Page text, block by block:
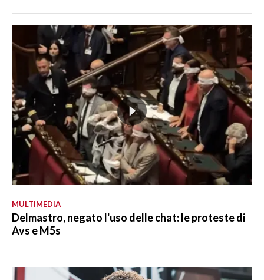
MULTIMEDIA
Delmastro, negato l'uso delle chat: le proteste di
Avs e M5s